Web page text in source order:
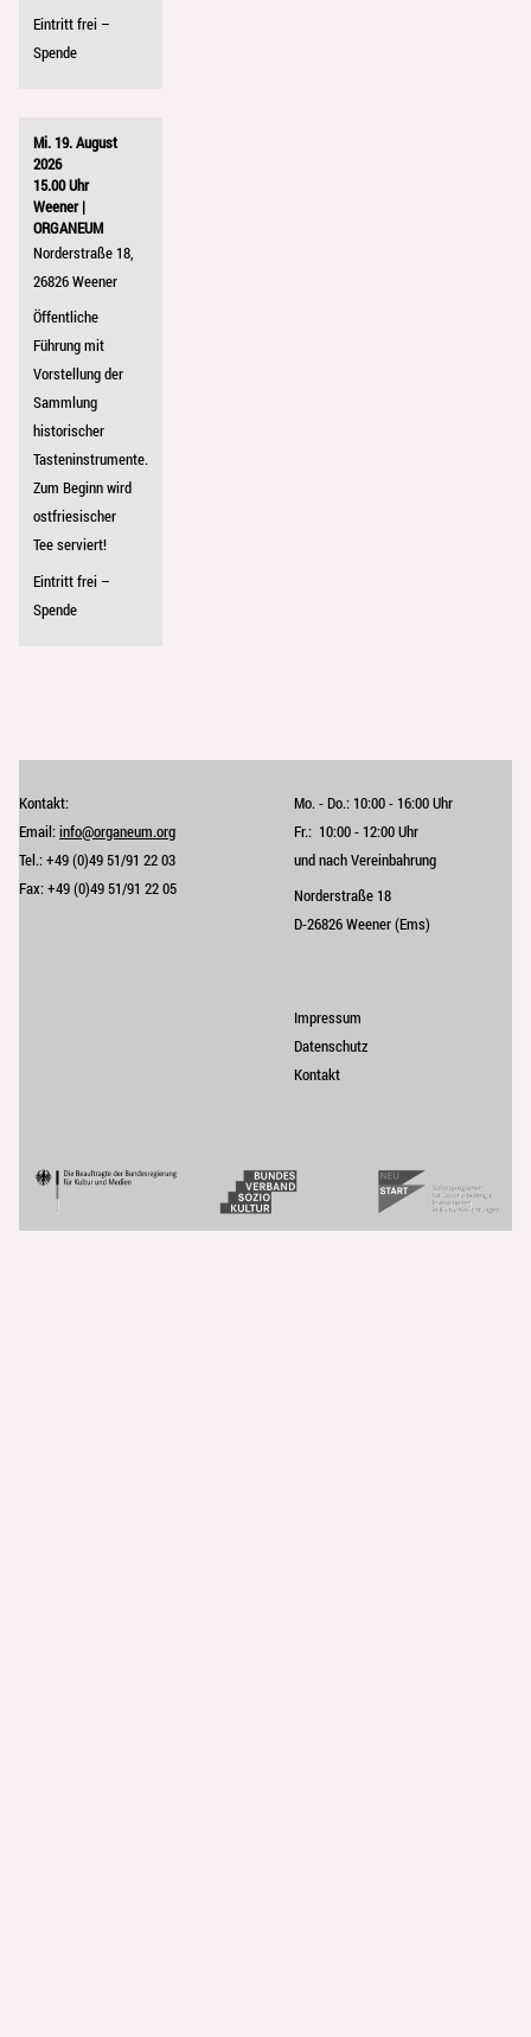
Eintritt frei –
Spende
Mi. 19. August
2026
15.00 Uhr
Weener |
ORGANEUM
Norderstraße 18,
26826 Weener
Öffentliche
Führung mit
Vorstellung der
Sammlung
historischer
Tasteninstrumente.
Zum Beginn wird
ostfriesischer
Tee serviert!
Eintritt frei –
Spende
Impressum
Datenschutz
Kontakt
Kontakt:
Email:info@organeum.org
Tel.:+49 (0)49 51/91 22 03
Fax:+49 (0)49 51/91 22 05
Mo. - Do.: 10:00 - 16:00 Uhr
Fr.: 10:00 - 12:00 Uhr
und nach Vereinbahrung
Norderstraße 18
D-26826 Weener (Ems)